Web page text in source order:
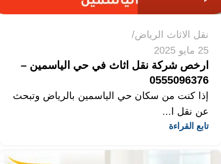
نقل الاثاث الرياض
25 مايو 2025
ارخص شركة نقل اثاث في حي الياسمين –
0555096376
إذا كنت من سكان حي الياسمين بالرياض وتبحث
عن نقل ا...
تابع القراءة